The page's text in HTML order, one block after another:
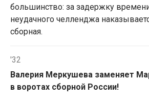
большинство: за задержку
неудачного челленджа
сборная.
'32
Валерия Меркушева заменяет
в воротах сборной России!